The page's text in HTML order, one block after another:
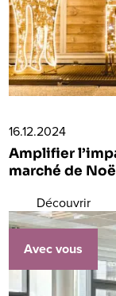
16.12.2024
Amplifier
marché de
Découvrir
Avec vous